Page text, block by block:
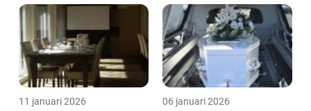
11 januari 2026 06 januari 2026